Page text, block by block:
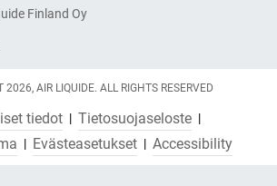
Finland Oy
2026, AIR LIQUIDE. ALL RIGHTS RESERVED
tiedot
Tietosuojaseloste
Evästeasetukset Accessibility